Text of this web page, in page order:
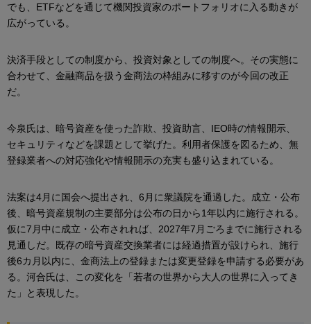
でも、ETFなどを通じて機関投資家のポートフォリオに入る動きが
広がっている。
決済手段としての制度から、投資対象としての制度へ。その実態に
合わせて、金融商品を扱う金商法の枠組みに移すのが今回の改正
だ。
今泉氏は、暗号資産を使った詐欺、投資助言、IEO時の情報開示、
セキュリティなどを課題として挙げた。利用者保護を図るため、無
登録業者への対応強化や情報開示の充実も盛り込まれている。
法案は4月に国会へ提出され、6月に衆議院を通過した。成立・公布
後、暗号資産規制の主要部分は公布の日から1年以内に施行される。
仮に7月中に成立・公布されれば、2027年7月ごろまでに施行される
見通しだ。既存の暗号資産交換業者には経過措置が設けられ、施行
後6カ月以内に、金商法上の登録または変更登録を申請する必要があ
る。河合氏は、この変化を「若者の世界から大人の世界に入ってき
た」と表現した。